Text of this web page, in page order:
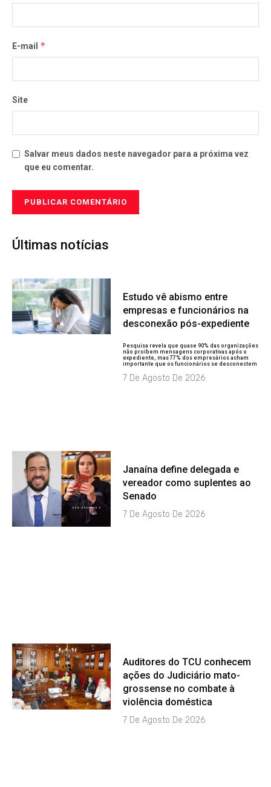
E-mail *
Site
Salvar meus dados neste navegador para a próxima vez
que eu comentar.
Últimas notícias
Estudo vê abismo entre
empresas e funcionários na
desconexão pós-expediente
Pesquisa revela que quase 90% das organizações
não proíbem mensagens corporativas após o
expediente, mas 77% dos empresários acham
importante que os funcionários se desconectem
7 De Agosto De 2026
Janaína define delegada e
vereador como suplentes ao
Senado
7 De Agosto De 2026
Auditores do TCU conhecem
ações do Judiciário mato-
grossense no combate à
violência doméstica
7 De Agosto De 2026